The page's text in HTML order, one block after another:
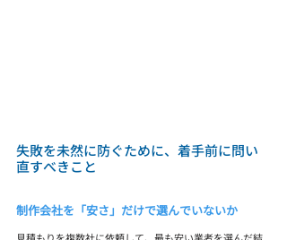
失敗を未然に防ぐために、着手前に問い
直すべきこと
制作会社を「安さ」だけで選んでいないか